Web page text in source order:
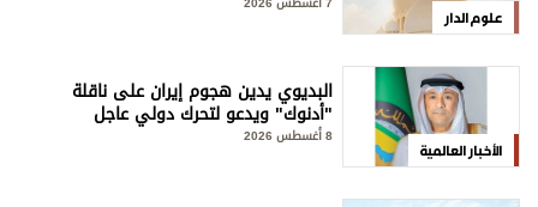
علوم الدار
الأخبار العالمية
البديوي يدين هجوم إيران على ناقلة
"أدنوك" ويدعو لتحرك دولي عاجل
8 أغسطس 2026